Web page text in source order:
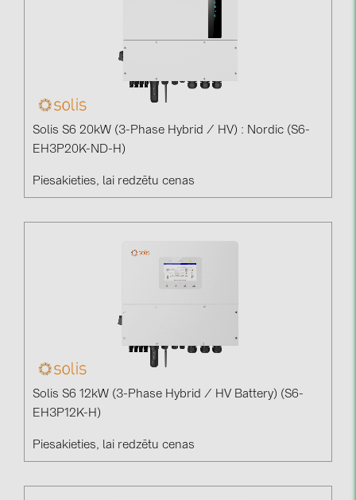
Solis S6 20kW (3-Phase Hybrid / HV) : Nordic (S6-
EH3P20K-ND-H)
Piesakieties, lai redzētu cenas
Solis S6 12kW (3-Phase Hybrid / HV Battery) (S6-
EH3P12K-H)
Piesakieties, lai redzētu cenas